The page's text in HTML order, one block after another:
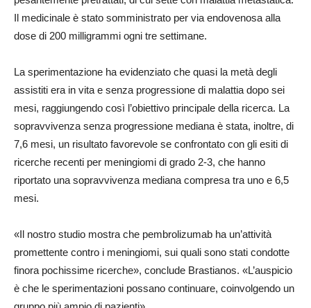
Il medicinale è stato somministrato per via endovenosa alla
dose di 200 milligrammi ogni tre settimane.
La sperimentazione ha evidenziato che quasi la metà degli
assistiti era in vita e senza progressione di malattia dopo sei
mesi, raggiungendo così l’obiettivo principale della ricerca. La
sopravvivenza senza progressione mediana è stata, inoltre, di
7,6 mesi, un risultato favorevole se confrontato con gli esiti di
ricerche recenti per meningiomi di grado 2-3, che hanno
riportato una sopravvivenza mediana compresa tra uno e 6,5
mesi.
«Il nostro studio mostra che pembrolizumab ha un’attività
promettente contro i meningiomi, sui quali sono stati condotte
finora pochissime ricerche», conclude Brastianos. «L’auspicio
è che le sperimentazioni possano continuare, coinvolgendo un